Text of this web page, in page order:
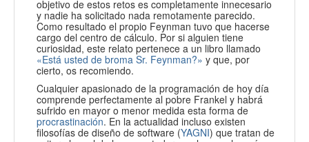
objetivo de estos retos es completamente innecesario
y nadie ha solicitado nada remotamente parecido.
Como resultado el propio Feynman tuvo que hacerse
cargo del centro de cálculo. Por si alguien tiene
curiosidad, este relato pertenece a un libro llamado
«Está usted de broma Sr. Feynman?» y que, por
cierto, os recomiendo.
Cualquier apasionado de la programación de hoy día
comprende perfectamente al pobre Frankel y habrá
sufrido en mayor o menor medida esta forma de
procrastinación. En la actualidad incluso existen
filosofías de diseño de software (YAGNI) que tratan de